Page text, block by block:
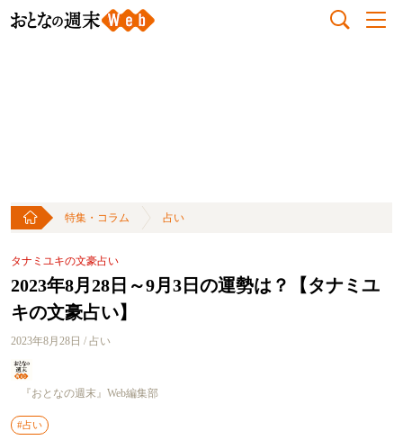
特集・コラム 占い
タナミユキの文豪占い
2023年8月28日～9月3日の運勢は？【タナミユ
キの文豪占い】
2023年8月28日 / 占い
『おとなの週末』Web編集部
#占い